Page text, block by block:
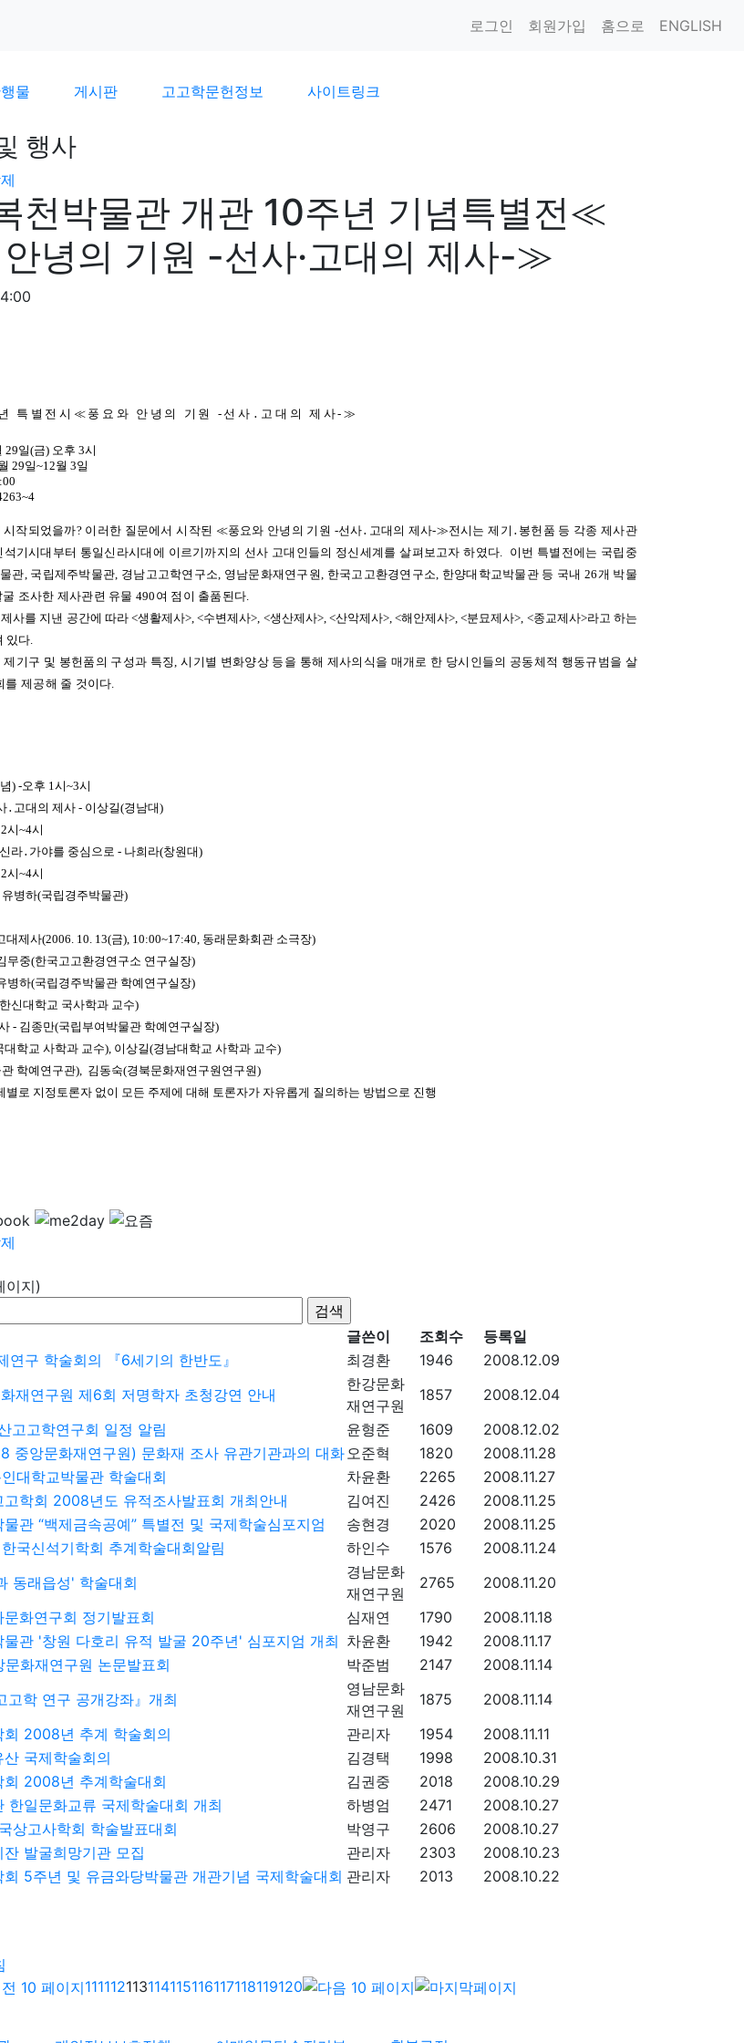
로그인 회원가입 홈으로 ENGLISH
물 게시판 고고학문헌정보 사이트링크
행사
천박물관 개관 10주년 기념특별전≪
녕의 기원 -선사·고대의 제사-≫
특별전시≪풍요와 안녕의 기원 -선사․고대의 제사-≫
일(금) 오후 3시
29일~12월 3일
시작되었을까? 이러한 질문에서 시작된 ≪풍요와 안녕의 기원 -선사․고대의 제사-≫전시는 제기․봉헌품 등 각종 제사관
석기시대부터 통일신라시대에 이르기까지의 선사 고대인들의 정신세계를 살펴보고자 하였다. 이번 특별전에는 국립중
관, 국립제주박물관, 경남고고학연구소, 영남문화재연구원, 한국고고환경연구소, 한양대학교박물관 등 국내 26개 박물
조사한 제사관련 유물 490여 점이 출품된다.
사를 지낸 공간에 따라 <생활제사>, <수변제사>, <생산제사>, <산악제사>, <해안제사>, <분묘제사>, <종교제사>라고 하는
있다.
기구 및 봉헌품의 구성과 특징, 시기별 변화양상 등을 통해 제사의식을 매개로 한 당시인들의 공동체적 행동규범을 살
를 제공해 줄 것이다.
) -오후 1시~3시
․고대의 제사 - 이상길(경남대)
시~4시
라․가야를 중심으로 - 나희라(창원대)
시~4시
병하(국립경주박물관)
대제사(2006. 10. 13(금), 10:00~17:40, 동래문화회관 소극장)
무중(한국고고환경연구소 연구실장)
병하(국립경주박물관 학예연구실장)
신대학교 국사학과 교수)
- 김종만(국립부여박물관 학예연구실장)
대학교 사학과 교수), 이상길(경남대학교 사학과 교수)
예연구관), 김동숙(경북문화재연구원연구원)
별로 지정토론자 없이 모든 주제에 대해 토론자가 자유롭게 질의하는 방법으로 진행
이지)
글쓴이 조회수
등록일
연구 학술회의 『6세기의 한반도』 최경환 1946
2008.12.09
재연구원 제6회 저명학자 초청강연 안내
한강문화
재연구원
1857
2008.12.04
고고학연구회 일정 알림 윤형준 1609
2008.12.02
중앙문화재연구원) 문화재 조사 유관기관과의 대화오준혁 1820
2008.11.28
대학교박물관 학술대회 차윤환 2265
2008.11.27
고학회 2008년도 유적조사발표회 개최안내 김여진 2426
2008.11.25
관 “백제금속공예” 특별전 및 국제학술심포지엄 송현경 2020
2008.11.25
국신석기학회 추계학술대회알림 하인수 1576
2008.11.24
동래읍성' 학술대회
경남문화
재연구원
2765
2008.11.20
문화연구회 정기발표회 심재연 1790
2008.11.18
물관 '창원 다호리 유적 발굴 20주년' 심포지엄 개최 차윤환 1942
2008.11.17
문화재연구원 논문발표회 박준범 2147
2008.11.14
고학 연구 공개강좌』개최
영남문화
재연구원
1875
2008.11.14
회 2008년 추계 학술회의 관리자 1954
2008.11.11
국제학술회의 김경택 1998
2008.10.31
회 2008년 추계학술대회 김권중 2018
2008.10.29
한일문화교류 국제학술대회 개최 하병엄 2471
2008.10.27
상고사학회 학술발표대회 박영구 2606
2008.10.27
잔 발굴희망기관 모집 관리자 2303
2008.10.23
회 5주년 및 유금와당박물관 개관기념 국제학술대회 관리자 2013 2008.10.22
111112113114115116117118119120